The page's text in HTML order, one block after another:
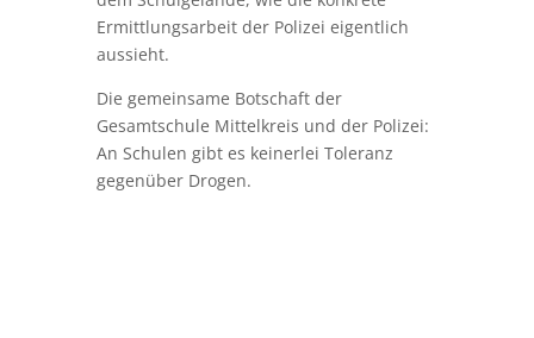
« Ältere Einträge